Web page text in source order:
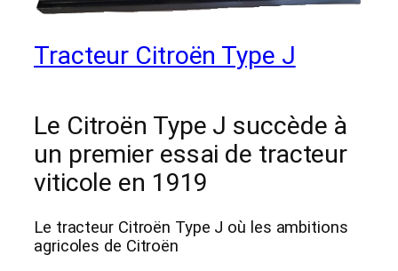
Tracteur Citroën Type J
Le Citroën Type J succède à
un premier essai de tracteur
viticole en 1919
Le tracteur Citroën Type J où les ambitions
agricoles de Citroën